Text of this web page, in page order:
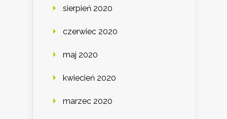
sierpień 2020
czerwiec 2020
maj 2020
kwiecień 2020
marzec 2020